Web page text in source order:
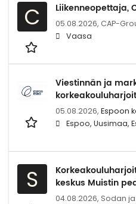
C Liikenneopettaja,
05.08.2026, CAP-
Vaasa
Viestinnän ja
05.08.2026, Espoon
Espoo, Uusimaa,
S
keskus Muistin
04.08.2026, Sodan